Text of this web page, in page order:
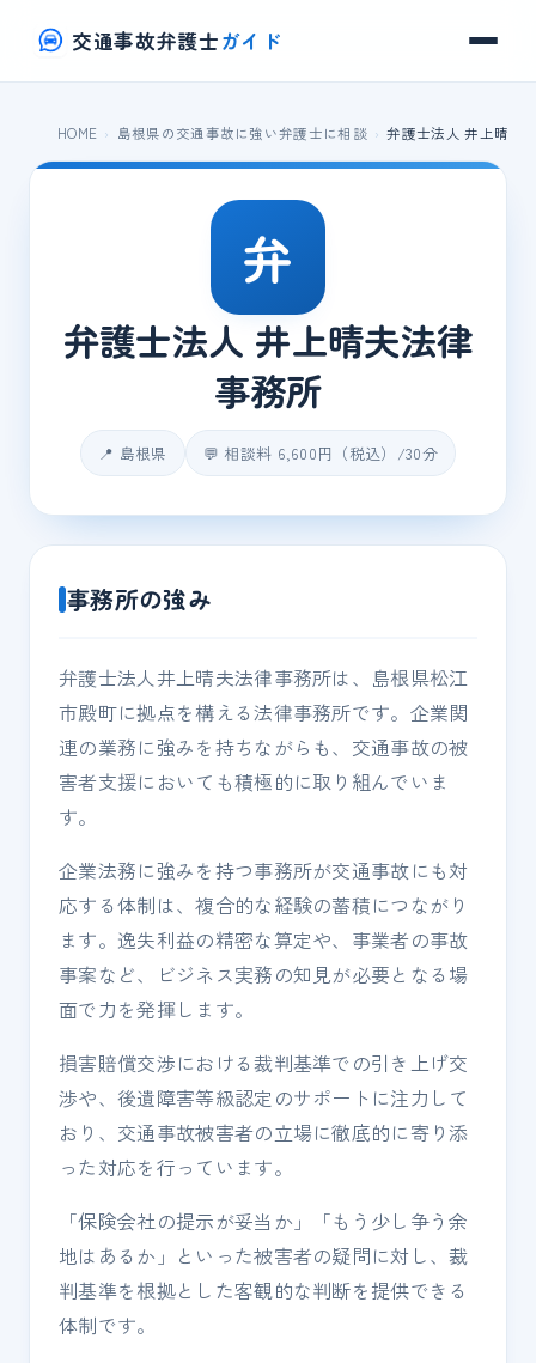
交通事故弁護士ガイド
HOME 島根県の交通事故に強い弁護士に相談 弁護士法人 井上晴夫
弁
弁護士法人 井上晴夫法律
事務所
📍 島根県 💬 相談料 6,600円（税込）/30分
事務所の強み
弁護士法人井上晴夫法律事務所は、島根県松江
市殿町に拠点を構える法律事務所です。企業関
連の業務に強みを持ちながらも、交通事故の被
害者支援においても積極的に取り組んでいま
す。
企業法務に強みを持つ事務所が交通事故にも対
応する体制は、複合的な経験の蓄積につながり
ます。逸失利益の精密な算定や、事業者の事故
事案など、ビジネス実務の知見が必要となる場
面で力を発揮します。
損害賠償交渉における裁判基準での引き上げ交
渉や、後遺障害等級認定のサポートに注力して
おり、交通事故被害者の立場に徹底的に寄り添
った対応を行っています。
「保険会社の提示が妥当か」「もう少し争う余
地はあるか」といった被害者の疑問に対し、裁
判基準を根拠とした客観的な判断を提供できる
体制です。